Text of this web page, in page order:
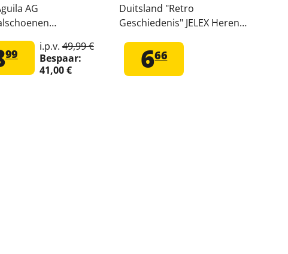
AG
99
i.p.v.49,99 €
Bespaar:
41,00 €
Duitsland "Retro
Geschiedenis" JELEX Heren
666